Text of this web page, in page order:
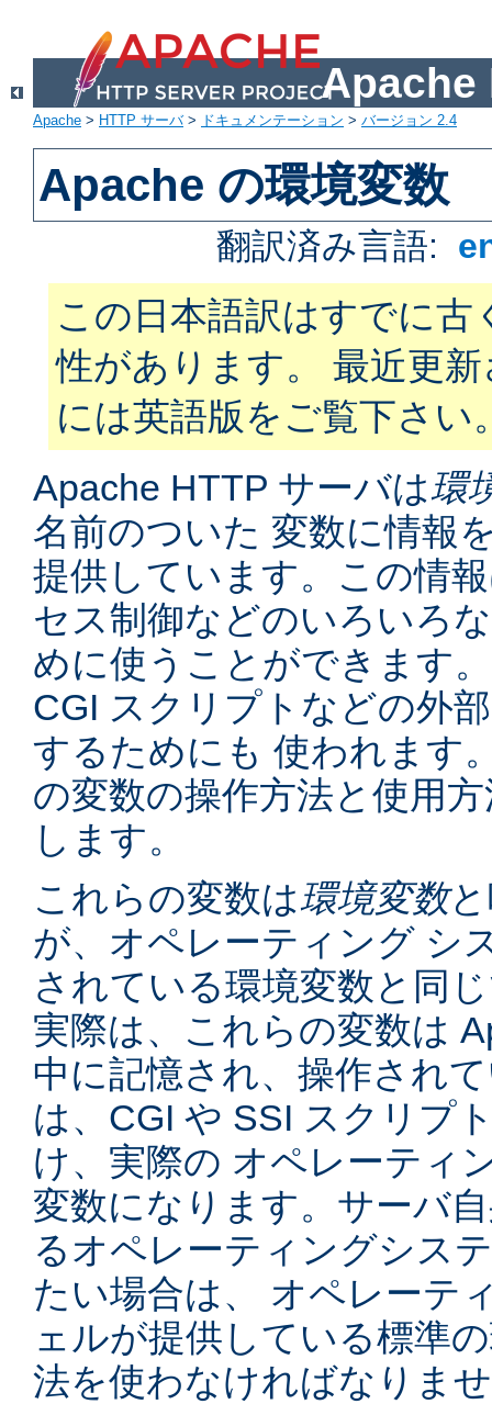
Apache
Apache > HTTP サーバ> ドキュメンテーション > バージョン 2.4
Apache の環境変数
翻訳済み言語:
この日本語訳はすでに古
性があります。 最近更
には英語版をご覧下さい
Apache HTTP サーバは環
名前のついた 変数に情報
提供しています。この情
セス制御などのいろいろ
めに使うことができます
CGI スクリプトなどの外
するためにも 使われます
の変数の操作方法と使用
します。
これらの変数は環境変数
が、オペレーティング シ
されている環境変数と同
実際は、これらの変数は
中に記憶され、操作され
は、CGI や SSI スクリプ
け、実際の オペレーティ
変数になります。サーバ
るオペレーティングシス
たい場合は、 オペレーテ
ェルが提供している標準
法を使わなければなりま